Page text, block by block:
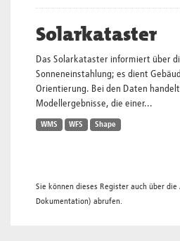
Solarkataster
Das Solarkataster informiert über
Sonneneinstahlung; es dient
Orientierung. Bei den Daten
Modellergebnisse, die einer...
WMS WFS Shape
Sie können dieses Register auch über die
Dokumentation) abrufen.